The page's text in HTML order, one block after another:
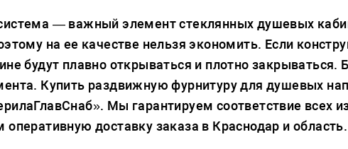
— важный элемент стеклянных душевых
на ее качестве нельзя экономить. Если
будут плавно открываться и плотно закрываться.
Купить раздвижную фурнитуру для душевых
Мы гарантируем соответствие всех
оперативную доставку заказа в Краснодар и область.